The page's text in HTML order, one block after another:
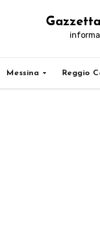
Messina Reggio